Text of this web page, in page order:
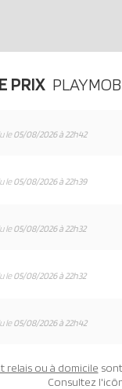
PRIX
le05/08/2026 à 22h42
le05/08/2026 à 22h39
le05/08/2026 à 22h32
le05/08/2026 à 22h32
le05/08/2026 à 22h42
relais ou à domicile
Consultez